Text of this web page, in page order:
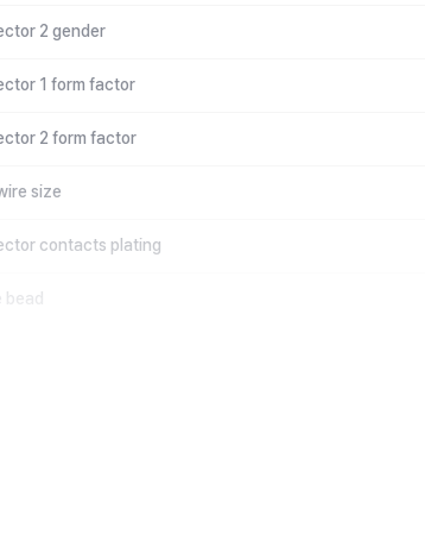
2 gender
1 form factor
2 form factor
size
contacts plating
bead